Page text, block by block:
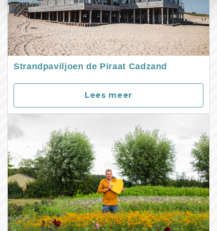
Strandpaviljoen de Piraat Cadzand
Lees meer